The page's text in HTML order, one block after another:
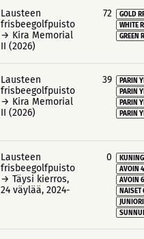
Lausteen
frisbeegolfpuisto
→ Kira Memorial
II (2026)
72
GOLD
WHITE
GREEN
Lausteen
frisbeegolfpuisto
→ Kira Memorial
II (2026)
39
PARIN
PARIN
PARIN
PARIN
Lausteen
frisbeegolfpuisto
→ Täysi kierros,
24 väylää, 2024-
0
AVOIN
AVOIN
NAISET